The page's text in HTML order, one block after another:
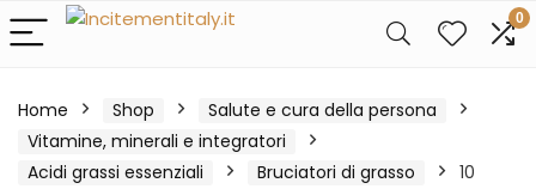
0
Home Shop
Salute e cura della persona
Vitamine, minerali e integratori
Acidi grassi essenziali
Bruciatori di grasso
10